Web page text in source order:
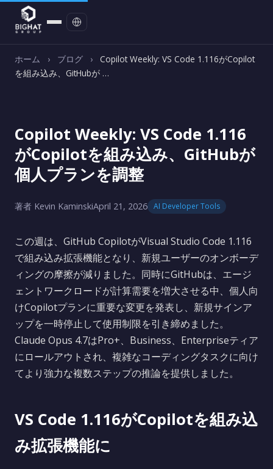
ホーム › ブログ ›
Copilot Weekly: VS Code 1.116がCopilot
を組み込み、GitHubが …
Copilot Weekly: VS Code 1.116
がCopilotを組み込み、GitHubが
個人プランを調整
著者 Kevin KaminskiApril 21, 2026 AI Developer Tools
この週は、GitHub CopilotがVisual Studio Code 1.116
で組み込み拡張機能となり、新規ユーザーのオンボーデ
ィングの摩擦が減りました。同時にGitHubは、エージ
ェントワークロードが計算需要を増大させる中、個人向
けCopilotプランに重要な変更を発表し、新規サインア
ップを一時停止して使用制限を引き締めました。
Claude Opus 4.7はPro+、Business、Enterpriseティア
にロールアウトされ、複雑なコーディングタスクに向け
てより強力な複数ステップの推論を提供しました。
VS Code 1.116がCopilotを組み込
み拡張機能に